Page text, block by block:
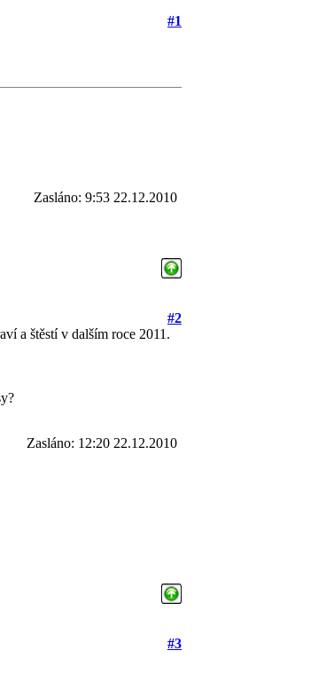
#1
Zasláno: 9:53 22.12.2010
#2
a štěstí v dalším roce 2011.
Zasláno: 12:20 22.12.2010
#3